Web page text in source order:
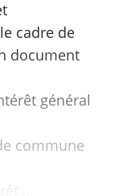
cadre de
document
général
commune